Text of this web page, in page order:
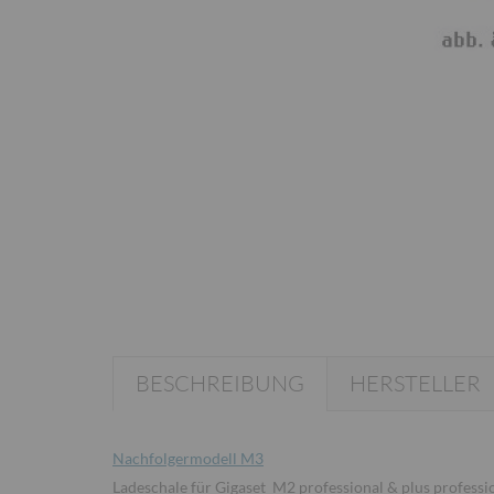
BESCHREIBUNG HERSTELLER
Nachfolgermodell M3
Ladeschale für Gigaset M2 professional & plus